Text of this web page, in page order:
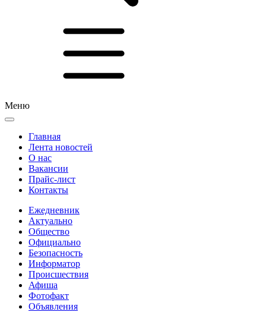
Меню
Главная
Лента новостей
О нас
Вакансии
Прайс-лист
Контакты
Ежедневник
Актуально
Общество
Официально
Безопасность
Информатор
Происшествия
Афиша
Фотофакт
Объявления